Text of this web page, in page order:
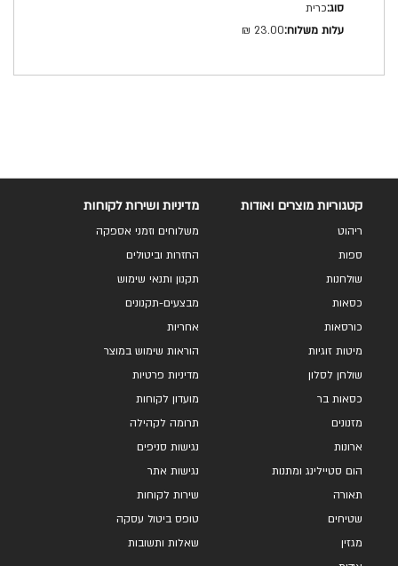
כרית
23.00 ₪
קטגוריות מוצרים ואודות
ריהוט
ספות
שולחנות
כסאות
כורסאות
מיטות זוגיות
שולחן לסלון
כסאות בר
מזנונים
ארונות
הום סטיילינג ומתנות
תאורה
שטיחים
מגזין
מדיניות ושירות לקוחות
משלוחים וזמני אספקה
החזרות וביטולים
תקנון ותנאי שימוש
מבצעים-תקנונים
אחריות
הוראות שימוש במוצר
מדיניות פרטיות
מועדון לקוחות
תרומה לקהילה
נגישות סניפים
נגישות אתר
שירות לקוחות
טופס ביטול עסקה
שאלות ותשובות